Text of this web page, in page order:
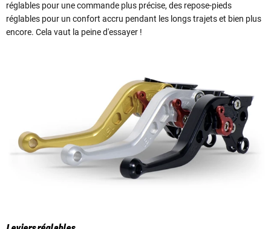
réglables pour une commande plus précise, des repose-pieds
réglables pour un confort accru pendant les longs trajets et bien plus
encore. Cela vaut la peine d'essayer !